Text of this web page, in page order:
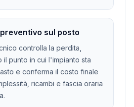
sul posto
controlla la perdita,
il punto in cui l'impianto sta
e conferma il costo finale
ricambi e fascia oraria